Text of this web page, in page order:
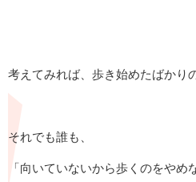
考えてみれば、歩き始めたばかり
それでも誰も、
「向いていないから歩くのをやめ